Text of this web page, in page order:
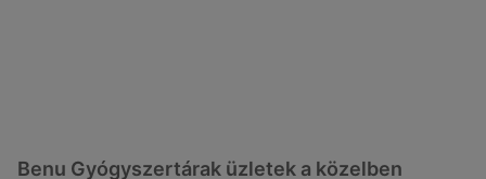
Benu Gyógyszertárak üzletek a közelben